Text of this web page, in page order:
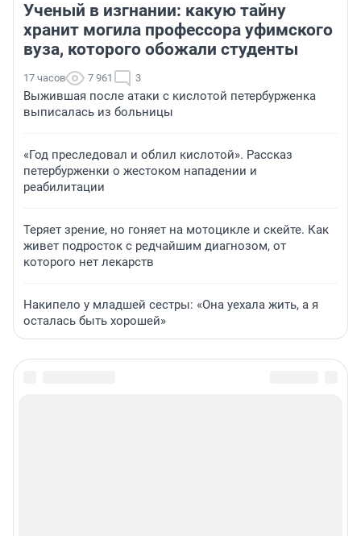
Ученый в изгнании: какую тайну
хранит могила профессора уфимского
вуза, которого обожали студенты
17 часов 7 961 3
Выжившая после атаки с кислотой петербурженка
выписалась из больницы
«Год преследовал и облил кислотой». Рассказ
петербурженки о жестоком нападении и
реабилитации
Теряет зрение, но гоняет на мотоцикле и скейте. Как
живет подросток с редчайшим диагнозом, от
которого нет лекарств
Накипело у младшей сестры: «Она уехала жить, а я
осталась быть хорошей»